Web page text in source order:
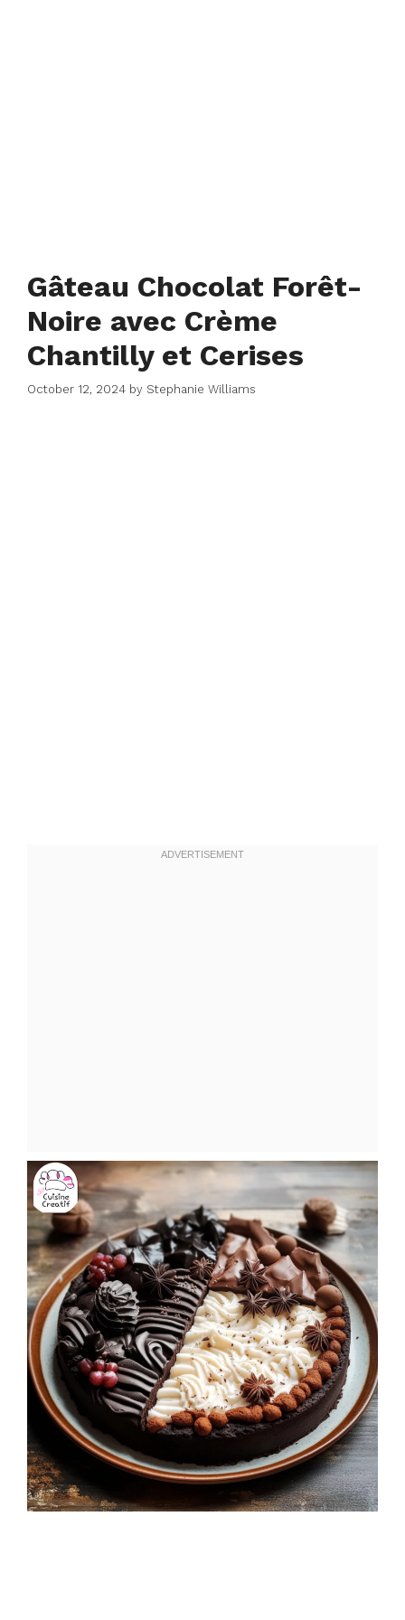
Gâteau Chocolat Forêt-
Noire avec Crème
Chantilly et Cerises
October 12, 2024 by Stephanie Williams